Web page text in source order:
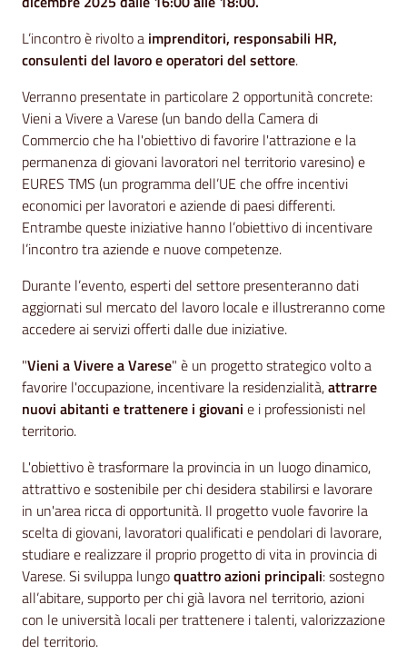
L’incontro è rivolto a imprenditori, responsabili HR,
consulenti del lavoroe operatori del settore.
Verranno presentate in particolare 2 opportunità concrete:
Vieni a Vivere a Varese (un bando della Camera di
Commercio che ha l'obiettivo di favorire l'attrazione e la
permanenza di giovani lavoratori nel territorio varesino) e
EURES TMS (un programma dell’UE che offre incentivi
economici per lavoratori e aziende di paesi differenti.
Entrambe queste iniziative hanno l’obiettivo di incentivare
l’incontro tra aziende e nuove competenze.
Durante l’evento, esperti del settore presenteranno dati
aggiornati sul mercato del lavoro locale e illustreranno come
accedere ai servizi offerti dalle due iniziative.
"Vieni a Vivere a Varese" è un progetto strategico volto a
favorire l'occupazione, incentivare la residenzialità,attrarre
nuovi abitanti e trattenere i giovani e i professionisti nel
territorio.
L'obiettivo è trasformare la provincia in un luogo dinamico,
attrattivo e sostenibile per chi desidera stabilirsi e lavorare
in un'area ricca di opportunità. Il progetto vuole favorire la
scelta di giovani, lavoratori qualificati e pendolari di lavorare,
studiare e realizzare il proprio progetto di vita in provincia di
Varese. Si sviluppa lungoquattro azioni principali: sostegno
all’abitare, supporto per chi già lavora nel territorio, azioni
con le università locali per trattenere i talenti, valorizzazione
del territorio.